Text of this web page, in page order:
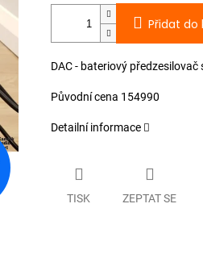
Přidat do
DAC - bateriový předzesilovač
Původní cena 154990
Detailní informace
TISK ZEPTAT SE